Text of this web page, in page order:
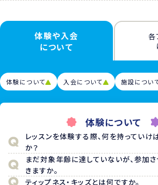
体験や入会
について
各
体験について 入会について 施設につい
体験について
レッスンを体験する際、何を持っていけ
か？
まだ対象年齢に達していないが、参加
きますか。
ティップネス・キッズとは何ですか。